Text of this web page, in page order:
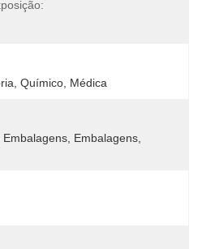
Químico, Médica
Embalagens,